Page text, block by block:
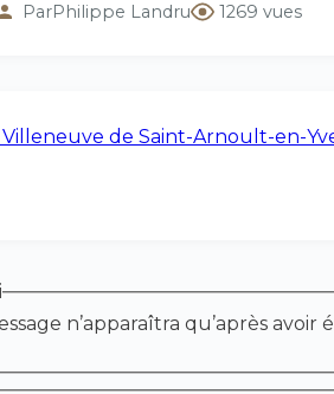
ParPhilippe Landru 1269 vues
de Saint-Arnoult-en-
n’apparaîtra qu’après avoir